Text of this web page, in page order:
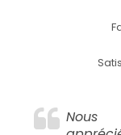
Nous